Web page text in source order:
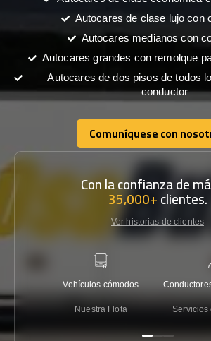
Autocares de clase lujo con
Autocares medianos con
Autocares grandes con remolque
Autocares de dos pisos de todos
conductor
Comuníquese con
Comuníquese con
Con la confianza de
35,000+clientes.
Ver historias de clientes
Vehículos cómodos
Nuestra Flota Servicios